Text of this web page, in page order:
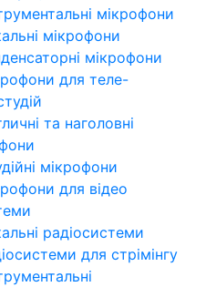
мікрофони
мікрофони
мікрофони
для теле-
та наголовні
мікрофони
для відео
радіосистеми
для стрімінгу